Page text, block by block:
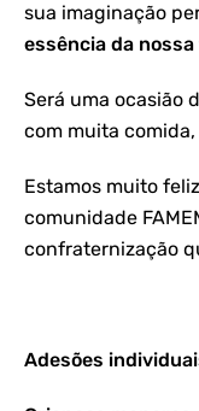
sua imaginação
essência da
Será uma ocasião
com muita
Estamos muito
comunidade
confraternização
Adesões